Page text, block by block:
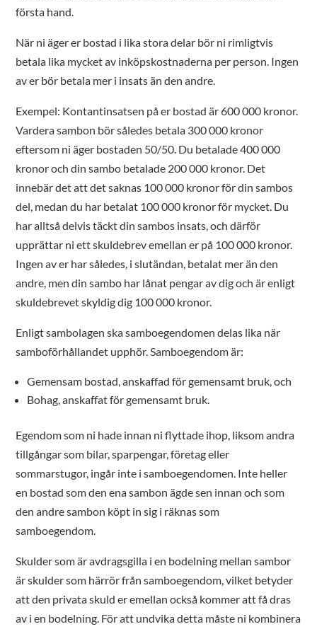
första hand.
När ni äger er bostad i lika stora delar bör ni rimligtvis
betala lika mycket av inköpskostnaderna per person. Ingen
av er bör betala mer i insats än den andre.
Exempel: Kontantinsatsen på er bostad är 600 000 kronor.
Vardera sambon bör således betala 300 000 kronor
eftersom ni äger bostaden 50/50. Du betalade 400 000
kronor och din sambo betalade 200 000 kronor. Det
innebär det att det saknas 100 000 kronor för din sambos
del, medan du har betalat 100 000 kronor för mycket. Du
har alltså delvis täckt din sambos insats, och därför
upprättar ni ett skuldebrev emellan er på 100 000 kronor.
Ingen av er har således, i slutändan, betalat mer än den
andre, men din sambo har lånat pengar av dig och är enligt
skuldebrevet skyldig dig 100 000 kronor.
Enligt sambolagen ska samboegendomen delas lika när
samboförhållandet upphör. Samboegendom är:
Gemensam bostad, anskaffad för gemensamt bruk, och
Bohag, anskaffat för gemensamt bruk.
Egendom som ni hade innan ni flyttade ihop, liksom andra
tillgångar som bilar, sparpengar, företag eller
sommarstugor, ingår inte i samboegendomen. Inte heller
en bostad som den ena sambon ägde sen innan och som
den andre sambon köpt in sig i räknas som
samboegendom.
Skulder som är avdragsgilla i en bodelning mellan sambor
är skulder som härrör från samboegendom, vilket betyder
att den privata skuld er emellan också kommer att få dras
av i en bodelning. För att undvika detta måste ni kombinera